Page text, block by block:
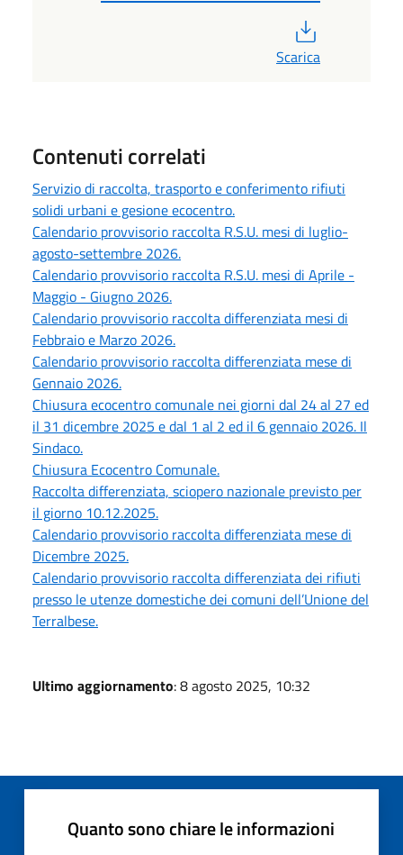
Scarica
Contenuti correlati
Servizio di raccolta, trasporto e conferimento rifiuti
solidi urbani e gesione ecocentro.
Calendario provvisorio raccolta R.S.U. mesi di luglio-
agosto-settembre 2026.
Calendario provvisorio raccolta R.S.U. mesi di Aprile -
Maggio - Giugno 2026.
Calendario provvisorio raccolta differenziata mesi di
Febbraio e Marzo 2026.
Calendario provvisorio raccolta differenziata mese di
Gennaio 2026.
Chiusura ecocentro comunale nei giorni dal 24 al 27 ed
il 31 dicembre 2025 e dal 1 al 2 ed il 6 gennaio 2026. Il
Sindaco.
Chiusura Ecocentro Comunale.
Raccolta differenziata, sciopero nazionale previsto per
il giorno 10.12.2025.
Calendario provvisorio raccolta differenziata mese di
Dicembre 2025.
Calendario provvisorio raccolta differenziata dei rifiuti
presso le utenze domestiche dei comuni dell’Unione del
Terralbese.
Ultimo aggiornamento: 8 agosto 2025, 10:32
Quanto sono chiare le informazioni